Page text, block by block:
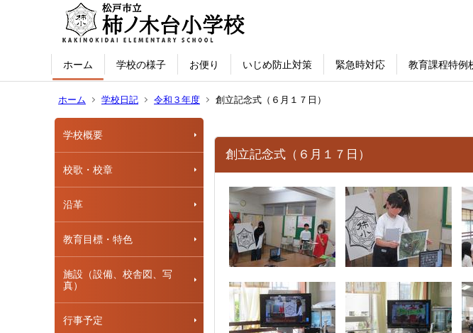
ホーム 学校の様子 お便り いじめ防止対策 緊急時対応 教育課程特例
ホーム 学校日記 令和３年度 創立記念式（６月１７日）
学校概要
校歌・校章
沿革
教育目標・特色
施設（設備、校舎図、写
真）
行事予定
創立記念式（６月１７日）